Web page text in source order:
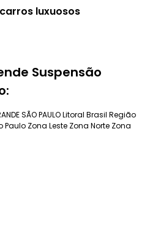
luxuosos
Suspensão
SÃO PAULOLitoral Brasil Região
Paulo Zona Leste Zona Norte Zona